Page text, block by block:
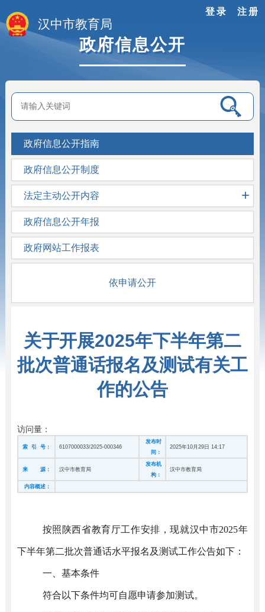
登录 注册
汉中市教育局
政府信息公开
政府信息公开指南
政府信息公开制度
法定主动公开内容 +
政府信息公开年报
政府网站工作报表
依申请公开
关于开展2025年下半年第二
批次普通话报名及测试有关工
作的公告
访问量：
索 引 号： 6107000033/2025-000346
发布时
间：
2025年10月29日 14:17
来 源： 汉中市教育局
发布机
构：
汉中市教育局
内容概述：
按照 陕西省教育厅工作安排，现就汉中市2025年
下半年第二批次普通话水平报名及测试工作公告如下：
一、基本条件
符合以下条件均可自愿申请参加测试。